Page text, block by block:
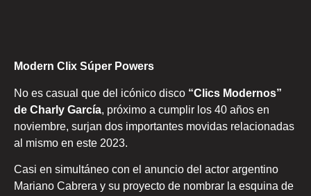
Modern Clix Súper Powers
No es casual que del icónico disco “Clics Modernos”
de Charly García, próximo a cumplir los 40 años en
noviembre, surjan dos importantes movidas relacionadas
al mismo en este 2023.
Casi en simultáneo con el anuncio del actor argentino
Mariano Cabrera y su proyecto de nombrar la esquina de